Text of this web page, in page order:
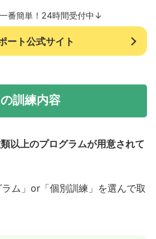
番簡単！24時間受付中↓
ート公式サイト
訓練内容
以上のプログラムが用意されて
ム」or「個別訓練」を選んで取